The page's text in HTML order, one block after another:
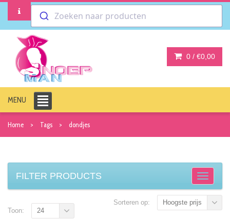
Zoeken naar producten
0 / €0,00
MENU
Home Tags dondjes
FILTER PRODUCTS
Sorteren op: Hoogste prijs
Toon: 24